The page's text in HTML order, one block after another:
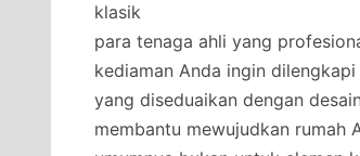
klasik
para tenaga ahli yang
kediaman Anda ingin
yang diseduaikan dengan
membantu mewujudkan rumah